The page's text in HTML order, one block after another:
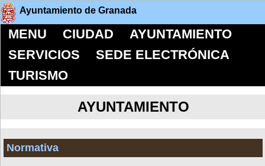
Ayuntamiento de Granada
MENU CIUDAD
AYUNTAMIENTO
SERVICIOS
SEDE ELECTRÓNICA
TURISMO
AYUNTAMIENTO
Normativa